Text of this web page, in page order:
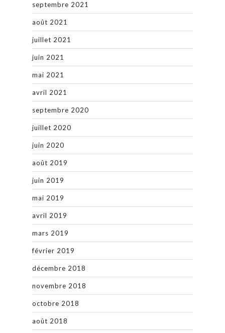
septembre 2021
août 2021
juillet 2021
juin 2021
mai 2021
avril 2021
septembre 2020
juillet 2020
juin 2020
août 2019
juin 2019
mai 2019
avril 2019
mars 2019
février 2019
décembre 2018
novembre 2018
octobre 2018
août 2018